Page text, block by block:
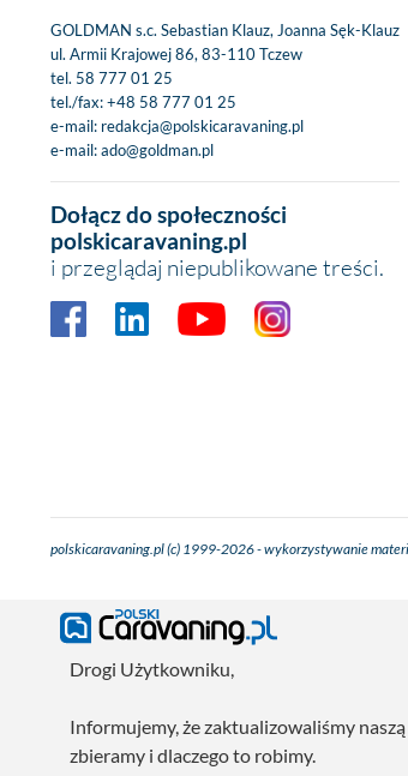
GOLDMAN s.c. Sebastian Klauz, Joanna Sęk-Klauz
ul. Armii Krajowej 86, 83-110 Tczew
tel. 58 777 01 25
tel./fax:+48 58 777 01 25
e-mail: redakcja@polskicaravaning.pl
e-mail:ado@goldman.pl
Dołącz do społeczności
polskicaravaning.pl
i przeglądaj niepublikowane treści.
polskicaravaning.pl (c) 1999-2026 - wykorzystywanie
Drogi Użytkowniku,
Informujemy, że zaktualizowaliśmy naszą
zbieramy i dlaczego to robimy.